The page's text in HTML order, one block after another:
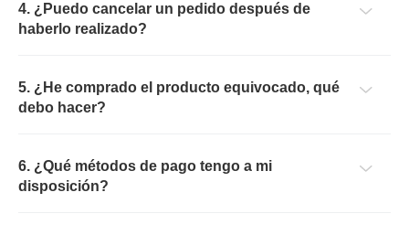
4. ¿Puedo cancelar un pedido después de
haberlo realizado?
5. ¿He comprado el producto equivocado, qué
debo hacer?
6. ¿Qué métodos de pago tengo a mi
disposición?